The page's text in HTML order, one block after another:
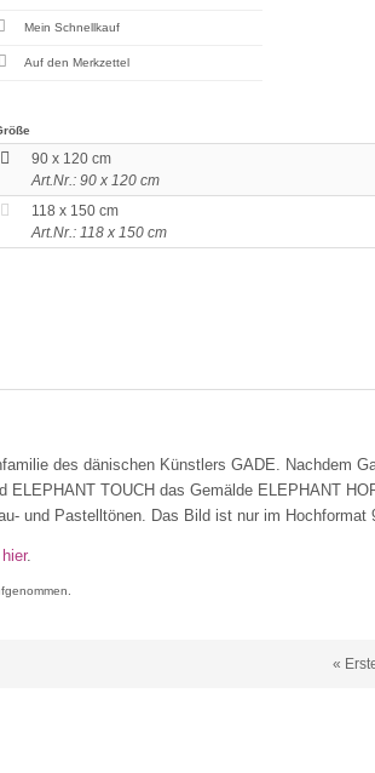
Mein Schnellkauf
90 x 120 cm
Art.Nr.: 90 x 120 cm
118 x 150 cm
Art.Nr.: 118 x 150 cm
des dänischen Künstlers GADE. Nachdem
ELEPHANT TOUCH das Gemälde ELEPHANT
und Pastelltönen. Das Bild ist nur im Hochformat
hier.
«